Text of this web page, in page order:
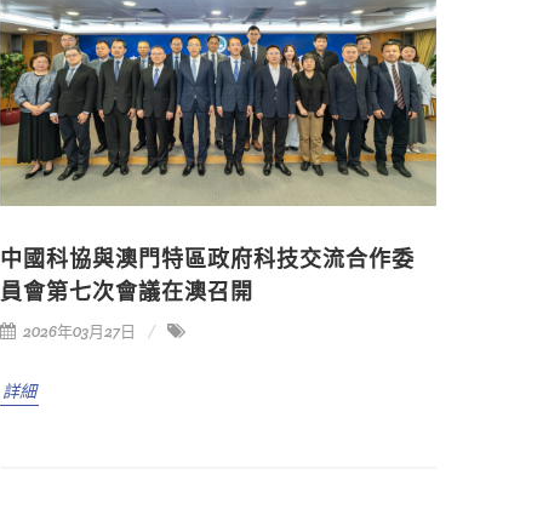
中國科協與澳門特區政府科技交流合作委
員會第七次會議在澳召開
2026年03月27日
詳細